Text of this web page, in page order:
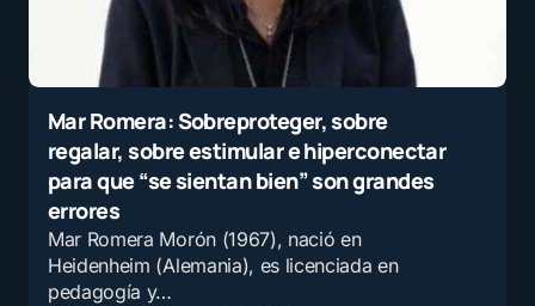
Mar Romera: Sobreproteger, sobre
regalar, sobre estimular e hiperconectar
para que “se sientan bien” son grandes
errores
Mar Romera Morón (1967), nació en
Heidenheim (Alemania), es licenciada en
pedagogía y…